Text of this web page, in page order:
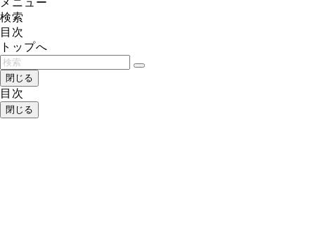
メニュー
検索
目次
トップへ
閉じる
目次
閉じる